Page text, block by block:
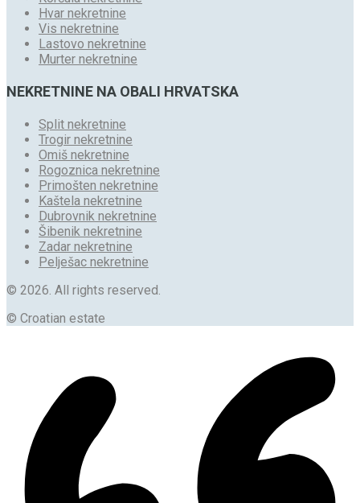
Hvar nekretnine
Vis nekretnine
Lastovo nekretnine
Murter nekretnine
NEKRETNINE NA OBALI HRVATSKA
Split nekretnine
Trogir nekretnine
Omiš nekretnine
Rogoznica nekretnine
Primošten nekretnine
Kaštela nekretnine
Dubrovnik nekretnine
Šibenik nekretnine
Zadar nekretnine
Pelješac nekretnine
© 2026. All rights reserved.
© Croatian estate